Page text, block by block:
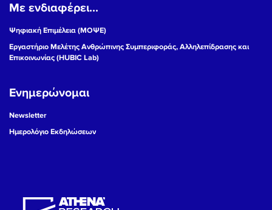
Με ενδιαφέρει...
Ψηφιακή Επιμέλεια (ΜΟΨΕ)
Εργαστήριο Μελέτης Ανθρώπινης Συμπεριφοράς, Αλληλεπίδρασης και
Επικοινωνίας (HUBIC Lab)
Ενημερώνομαι
Newsletter
Ημερολόγιο Εκδηλώσεων